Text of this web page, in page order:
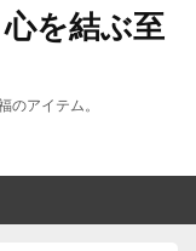
を結ぶ至
アイテム。